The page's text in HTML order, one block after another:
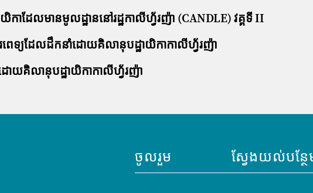
ា​ដែល​មាន​មូលដ្ឋាន​នៅ​រដ្ឋ​កាលីហ្វ័រញ៉ា (CANDLE) វគ្គ​ទី II
េទ្យដែលដឹកនាំដោយគិលានុបដ្ឋាយិកាកាលីហ្វ័រញ៉ា
ោយគិលានុបដ្ឋាយិកាកាលីហ្វ័រញ៉ា
ចូលរួម ស្វែងយល់បន្ថែ